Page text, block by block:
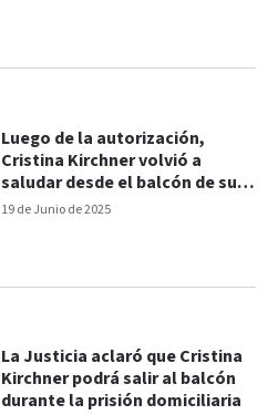
19 de Junio de 2025
Luego de la autorización,
Cristina Kirchner volvió a
saludar desde el balcón de su
domicilio
La Justicia aclaró que Cristina
Kirchner podrá salir al balcón
durante la prisión domiciliaria